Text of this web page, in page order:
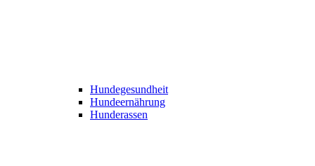
Hundegesundheit
Hundeernährung
Hunderassen